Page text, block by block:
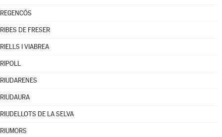
REGENCÓS
RIBES DE FRESER
RIELLS I VIABREA
RIPOLL
RIUDARENES
RIUDAURA
RIUDELLOTS DE LA SELVA
RIUMORS